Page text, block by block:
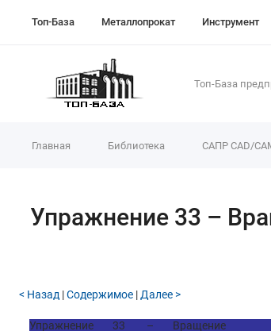
Топ-База Металлопрокат Инструмент
Топ-База
Главная Библиотека САПР CAD/
Упражнение 33 –
< Назад |Содержимое | Далее >
Упражнение 33 –